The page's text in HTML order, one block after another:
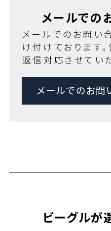
メールでの
メールでのお問い
け付けております
返信対応させてい
メールでのお問
ビーグルが